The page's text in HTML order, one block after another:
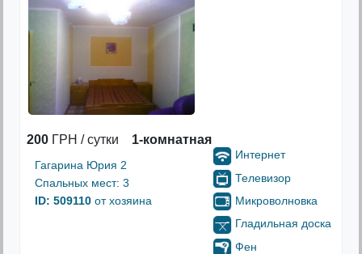
200 ГРН / сутки 1-комнатная
Гагарина Юрия 2
Спальных мест: 3
ID: 509110 от хозяина
Интернет
Телевизор
Микроволновка
Гладильная доска
Фен